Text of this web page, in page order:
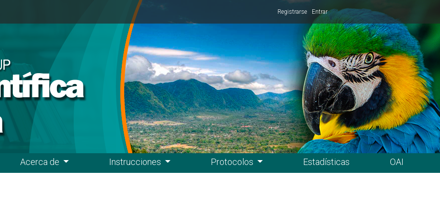
Registrarse Entrar
Acerca de Instrucciones Protocolos Estadísticas OAI